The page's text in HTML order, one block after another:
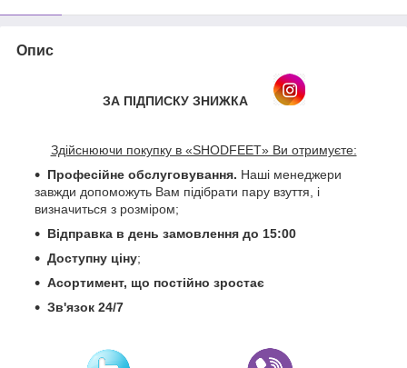
Опис
ЗА ПІДПИСКУ ЗНИЖКА
Здійснюючи покупку в «SHODFEET» Ви отримуєте:
Професійне обслуговування. Наші менеджери
завжди допоможуть Вам підібрати пару взуття, і
визначиться з розміром;
Відправка в день замовлення до 15:00
Доступну ціну;
Асортимент, що постійно зростає
Зв'язок 24/7